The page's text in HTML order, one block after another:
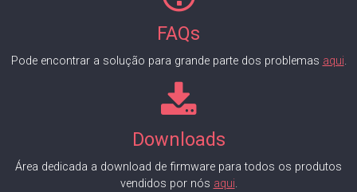
FAQs
Pode encontrar a solução para grande parte dos problemas aqui.
Downloads
Área dedicada a download de firmware para todos os produtos
vendidos por nós aqui.